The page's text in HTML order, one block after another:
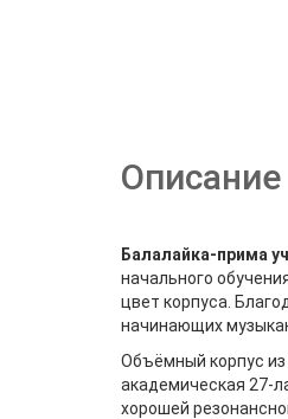
Описание
Балалайка-прима
начального
цвет корпуса.
начинающих
Объёмный корпус из
академическая 27-
хорошей